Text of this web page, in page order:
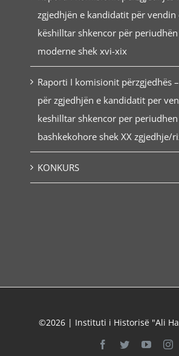
zgjedhjën e kandidatit për vendin
këshilltar shkencor për
moderne shek xvi-xix
Raporti I komisionit përzgjedhës
për zgjedhjën e kandidatit per
keshilltar shkencor per periudhen
bashkekohore shek XX zgjedhje/
KONKURS
©2026 | Instituti i Historisë "Ali